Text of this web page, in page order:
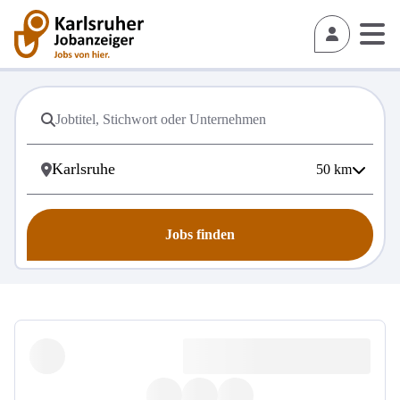
50 km
Jobs finden